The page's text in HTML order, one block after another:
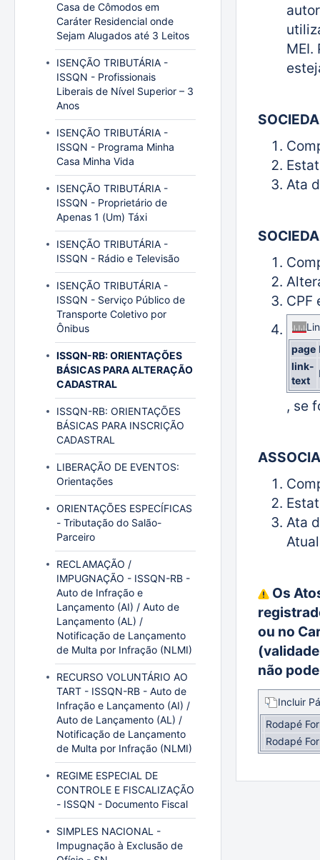
Ata
CPF
page
link-
text
, se
Ata
Os
ou no
não
Incluir
Rodapé
Rodapé
Casa de Cômodos em
Caráter Residencial onde
Sejam Alugados até 3 Leitos
ISENÇÃO TRIBUTÁRIA -
ISSQN - Profissionais
Liberais de Nível Superior – 3
Anos
ISENÇÃO TRIBUTÁRIA -
ISSQN - Programa Minha
Casa Minha Vida
ISENÇÃO TRIBUTÁRIA -
ISSQN - Proprietário de
Apenas 1 (Um) Táxi
ISENÇÃO TRIBUTÁRIA -
ISSQN - Rádio e Televisão
ISENÇÃO TRIBUTÁRIA -
ISSQN - Serviço Público de
Transporte Coletivo por
Ônibus
ISSQN-RB: ORIENTAÇÕES
BÁSICAS PARA ALTERAÇÃO
CADASTRAL
ISSQN-RB: ORIENTAÇÕES
BÁSICAS PARA INSCRIÇÃO
CADASTRAL
LIBERAÇÃO DE EVENTOS:
Orientações
ORIENTAÇÕES ESPECÍFICAS
- Tributação do Salão-
Parceiro
RECLAMAÇÃO /
IMPUGNAÇÃO - ISSQN-RB -
Auto de Infração e
Lançamento (AI) / Auto de
Lançamento (AL) /
Notificação de Lançamento
de Multa por Infração (NLMI)
RECURSO VOLUNTÁRIO AO
TART - ISSQN-RB - Auto de
Infração e Lançamento (AI) /
Auto de Lançamento (AL) /
Notificação de Lançamento
de Multa por Infração (NLMI)
REGIME ESPECIAL DE
CONTROLE E FISCALIZAÇÃO
- ISSQN - Documento Fiscal
SIMPLES NACIONAL -
Impugnação à Exclusão de